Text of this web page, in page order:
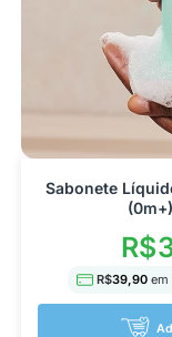
Sabonete
R$
R$39,90 em